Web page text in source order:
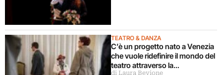
TEATRO & DANZA
C’è un progetto nato a Venezia
che vuole ridefinire il mondo del
teatro attraverso la
di Laura Bevione